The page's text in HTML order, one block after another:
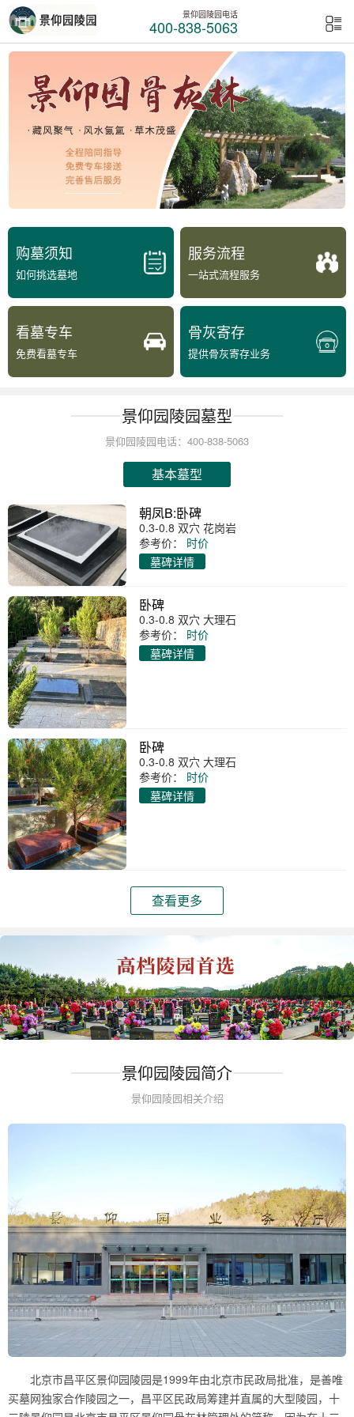
景仰园陵园电话
400-838-5063
购墓须知
如何挑选墓地
服务流程
一站式流程服务
看墓专车
免费看墓专车
骨灰寄存
提供骨灰寄存业务
景仰园陵园墓型
景仰园陵园电话：400-838-5063
基本墓型
朝凤B:卧碑
0.3-0.8 双穴 花岗岩
参考价：
时价
墓碑详情
卧碑
0.3-0.8 双穴 大理石
参考价：
时价
墓碑详情
卧碑
0.3-0.8 双穴 大理石
参考价：
时价
墓碑详情
查看更多
景仰园陵园简介
景仰园陵园相关介绍
北京市昌平区景仰园陵园是1999年由北京市民政局批准，是善唯
买墓网独家合作陵园之一，昌平区民政局筹建并直属的大型陵园，十